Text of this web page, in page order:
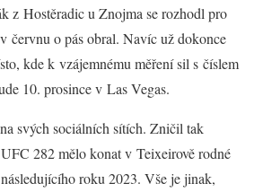
z Hostěradic u Znojma se rozhodl pro
červnu o pás obral. Navíc už dokonce
kde k vzájemnému měření sil s číslem
10. prosince v Las Vegas.
svých sociálních sítích. Zničil tak
282 mělo konat v Teixeirově rodné
roku 2023. Vše je jinak,